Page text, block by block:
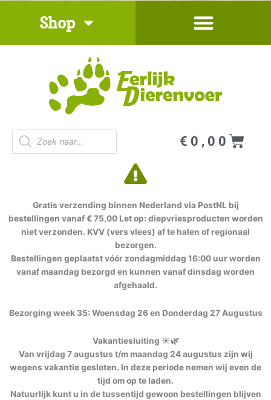
inhoud
Shop
Producten
zoeken
€ 0,00
Gratis verzending binnen Nederland via PostNL bij
bestellingen vanaf € 75,00 Let op: diepvriesproducten worden
niet verzonden. KVV (vers vlees) af te halen of regionaal
bezorgen.
Bestellingen geplaatst vóór zondagmiddag 16:00 uur worden
vanaf maandag bezorgd en kunnen vanaf dinsdag worden
afgehaald.
Bezorging week 35: Woensdag 26 en Donderdag 27 Augustus
Vakantiesluiting ☀️🌿
Van vrijdag 7 augustus t/m maandag 24 augustus zijn wij
wegens vakantie gesloten. In deze periode nemen wij even de
tijd om op te laden.
Natuurlijk kunt u in de tussentijd gewoon bestellingen blijven